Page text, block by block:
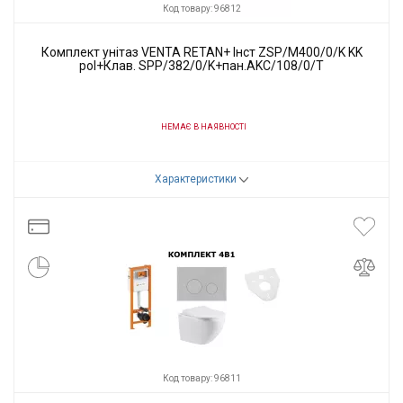
Код товару: 96812
Комплект унітаз VENTA RETAN+ Інст ZSP/M400/0/K KK
pol+Клав. SPP/382/0/K+пан.AKC/108/0/T
НЕМАЄ В НАЯВНОСТІ
Характеристики
Код товару: 96811